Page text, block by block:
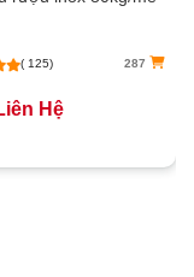
( 125) 287
Hệ